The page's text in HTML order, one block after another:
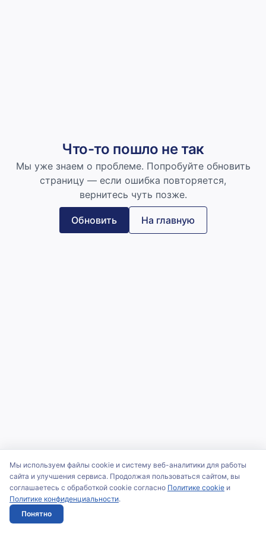
Что-то пошло не так
Мы уже знаем о проблеме. Попробуйте обновить
страницу — если ошибка повторяется,
вернитесь чуть позже.
Обновить На главную
Мы используем файлы cookie и систему веб-аналитики для работы
сайта и улучшения сервиса. Продолжая пользоваться сайтом, вы
соглашаетесь с обработкой cookie согласно Политике cookie и
Политике конфиденциальности.
Понятно